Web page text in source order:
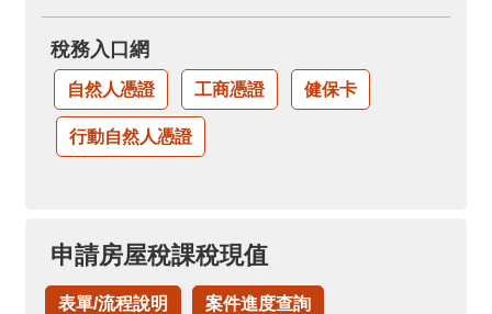
稅務入口網
自然人憑證 工商憑證 健保卡
行動自然人憑證
申請房屋稅課稅現值
表單/流程說明 案件進度查詢